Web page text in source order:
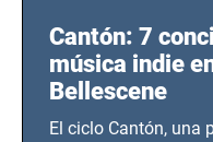
Cantón: 7
música indie
Bellescene
El ciclo Cantón, una